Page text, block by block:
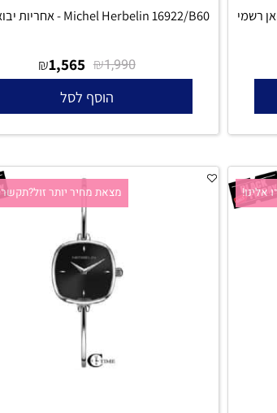
Michel Herbelin 16922/B60 - אחריות יבואן רשמי
1,990
₪1,565
הוסף לסל
מצאת מחיר יותר זול?תקשרו אלינו!